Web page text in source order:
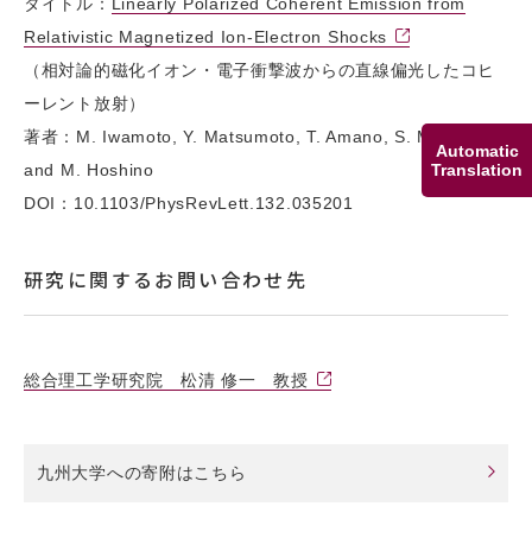
Automatic
Translation
Relativistic Magnetized Ion-Electron Shocks
（相対論的磁化イオン・電子衝撃波からの直線偏光したコヒ
ーレント放射）
著者：M. Iwamoto, Y. Matsumoto, T. Amano, S. Matsukiyo,
and M. Hoshino
DOI：10.1103/PhysRevLett.132.035201
研究に関するお問い合わせ先
総合理工学研究院 松清 修一 教授
九州大学への寄附はこちら